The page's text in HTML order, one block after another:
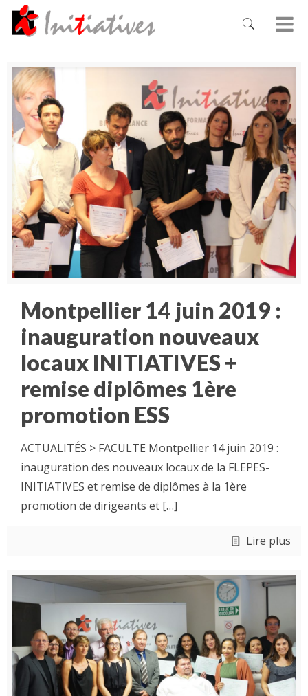
Montpellier 14 juin 2019 :
inauguration nouveaux
locaux INITIATIVES +
remise diplômes 1ère
promotion ESS
ACTUALITÉS > FACULTE Montpellier 14 juin 2019 :
inauguration des nouveaux locaux de la FLEPES-
INITIATIVES et remise de diplômes à la 1ère
promotion de dirigeants et […]
Lire plus